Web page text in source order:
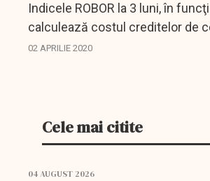
Indicele ROBOR la 3 luni, în
calculează costul creditelor de
cu dobândă variabilă, a urcat joi la
02 APRILIE 2020
Cele mai citite
04 AUGUST 2026